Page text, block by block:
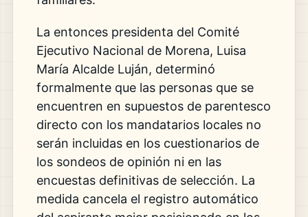
La entonces presidenta del Comité
Ejecutivo Nacional de Morena, Luisa
María Alcalde Luján, determinó
formalmente que las personas que se
encuentren en supuestos de parentesco
directo con los mandatarios locales no
serán incluidas en los cuestionarios de
los sondeos de opinión ni en las
encuestas definitivas de selección. La
medida cancela el registro automático